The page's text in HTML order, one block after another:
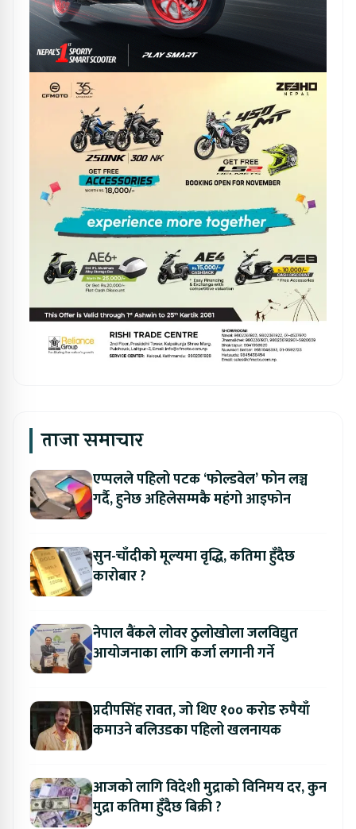
ताजा समाचार
एप्पलले पहिलो पटक ‘फोल्डवेल’ फोन लञ्च
गर्दै, हुनेछ अहिलेसम्मकै महंगो आइफोन
सुन-चाँदीको मूल्यमा वृद्धि, कतिमा हुँदैछ
कारोबार ?
नेपाल बैंकले लोवर ठुलोखोला जलविद्युत
आयोजनाका लागि कर्जा लगानी गर्ने
प्रदीपसिंह रावत, जो थिए १०० करोड रुपैयाँ
कमाउने बलिउडका पहिलो खलनायक
आजको लागि विदेशी मुद्राको विनिमय दर, कुन
मुद्रा कतिमा हुँदैछ बिक्री ?